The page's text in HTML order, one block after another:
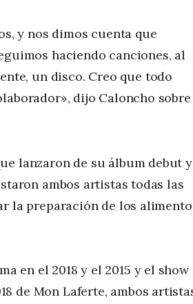
y nos dimos cuenta que
haciendo canciones, al
un disco. Creo que todo
dijo Caloncho sobre
lanzaron de su álbum debut y
ambos artistas todas las
la preparación de los
en el 2018 y el 2015 y el show
de Mon Laferte, ambos